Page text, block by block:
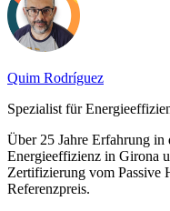
Quim Rodríguez
Spezialist für
Über 25 Jahre Erfahrung in
Energieeffizienz in Girona
Zertifizierung vom
Referenzpreis.